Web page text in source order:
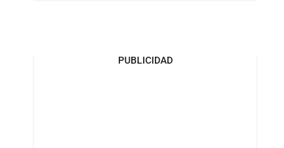
PUBLICIDAD